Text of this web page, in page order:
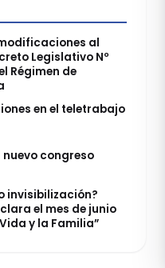
al
Legislativo Nº
Régimen de
en el teletrabajo
congreso
invisibilización?
el mes de junio
y la Familia”